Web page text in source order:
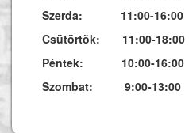
Szerda: 11:00-16:00
Csütörtök: 11:00-18:00
Péntek: 10:00-16:00
Szombat: 9:00-13:00